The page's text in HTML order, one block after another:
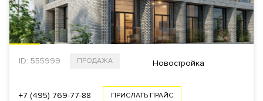
ID: 555999 ПРОДАЖА Новостройка
+7 (495) 769-77-88 ПРИСЛАТЬ ПРАЙС